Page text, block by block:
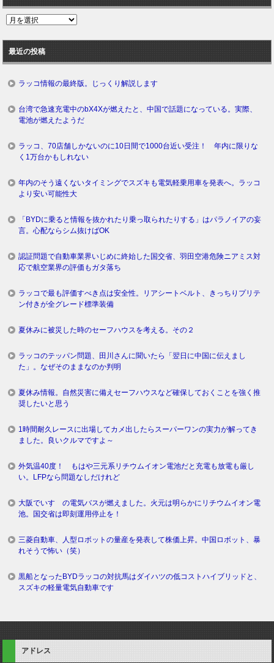
過
ロ
グ
最近の投稿
ラッコ情報の最終版。じっくり解説します
台湾で急速充電中のbX4Xが燃えたと、中国で話題になっている。実際、
電池が燃えたようだ
ラッコ、70店舗しかないのに10日間で1000台近い受注！ 年内に限りな
く1万台かもしれない
年内のそう遠くないタイミングでスズキも電気軽乗用車を発表へ。ラッコ
より安い可能性大
「BYDに乗ると情報を抜かれたり乗っ取られたりする」はパラノイアの妄
言。心配ならシム抜けばOK
認証問題で自動車業界いじめに終始した国交省、羽田空港危険ニアミス対
応で航空業界の評価もガタ落ち
ラッコで最も評価すべき点は安全性。リアシートベルト、きっちりプリテ
ン付きが全グレード標準装備
夏休みに被災した時のセーフハウスを考える。その２
ラッコのテッパン問題、田川さんに聞いたら「翌日に中国に伝えまし
た」。なぜそのままなのか判明
夏休み情報。自然災害に備えセーフハウスなど確保しておくことを強く推
奨したいと思う
1時間耐久レースに出場してカメ出したらスーパーワンの実力が解ってき
ました。良いクルマですよ～
外気温40度！ もはや三元系リチウムイオン電池だと充電も放電も厳し
い。LFPなら問題なしだけれど
大阪でいすゞの電気バスが燃えました。火元は明らかにリチウムイオン電
池。国交省は即刻運用停止を！
三菱自動車、人型ロボットの量産を発表して株価上昇。中国ロボット、暴
れそうで怖い（笑）
黒船となったBYDラッコの対抗馬はダイハツの低コストハイブリッドと、
スズキの軽量電気自動車です
アドレス